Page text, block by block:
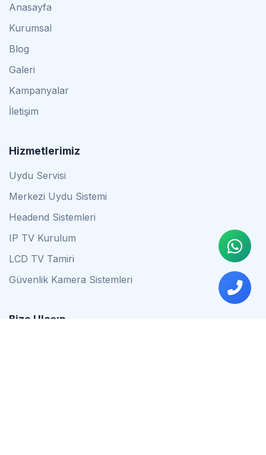
Anasayfa
Kurumsal
Blog
Galeri
Kampanyalar
İletişim
Hizmetlerimiz
Uydu Servisi
Merkezi Uydu Sistemi
Headend Sistemleri
IP TV Kurulum
LCD TV Tamiri
Güvenlik Kamera Sistemleri
Bize Ulaşın